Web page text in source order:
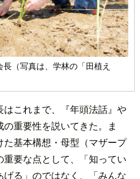
（写真は、学林の「田植え
これまで、『年頭法話』や
重要性を説いてきた。ま
基本構想・母型（マザープ
要な点として、「知ってい
る」のではなく、「みんな